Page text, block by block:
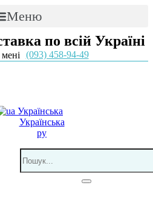
Меню
по всій Україні
(093) 458-94-49
Українська
Українська
ру